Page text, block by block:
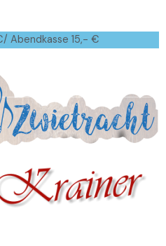
Abendkasse 15,- €